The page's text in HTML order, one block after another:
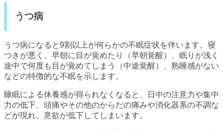
うつ病
うつ病になると9割以上が何らかの不眠症状を伴います。寝
つきが悪く、早朝に目が覚めたり（早朝覚醒）、眠りが浅く
途中で何度も目が覚めてしまう（中途覚醒）、熟睡感がない
などの特徴的な不眠を示します。
睡眠による休養感が得られなくなると、日中の注意力や集中
力の低下、頭痛やその他のからだの痛みや消化器系の不調な
どが現れ、意欲が低下してしまいます。